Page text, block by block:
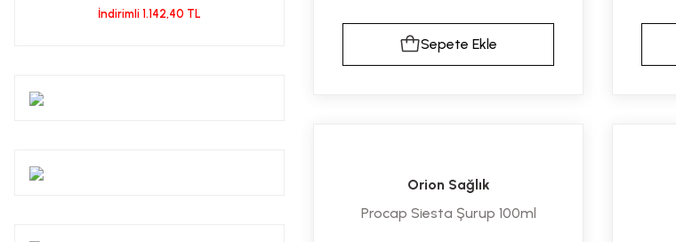
İndirimli 1.142,40 TL
Sepete Ekle
Orion Sağlık
Procap Siesta Şurup 100ml